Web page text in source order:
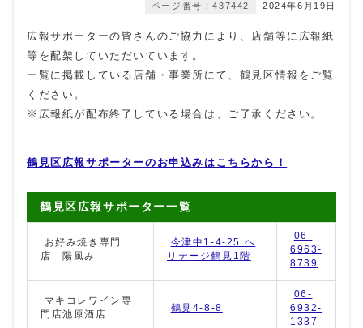
2024年6月19日
ページ番号：437442
広報サポーターの皆さんのご協力により、店舗等に広報紙
等を配架していただいています。
一覧に掲載している店舗・事業所にて、鶴見区情報をご覧
ください。
※広報紙が配布終了している場合は、ご了承ください。
鶴見区広報サポーターのお申込みはこちらから！
鶴見区広報サポーター一覧
お好み焼き専門
店 陽風み
今津中1-4-25 ヘ
リテージ鶴見1階
06-
6963-
8739
マキコレワイン専
門店池原酒店
鶴見4-8-8
06-
6932-
1337